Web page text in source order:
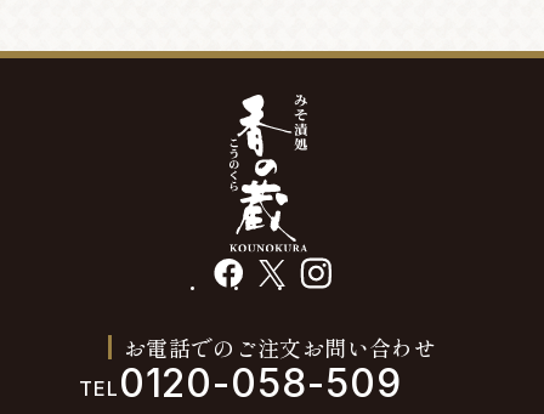
facebook instagram
お電話でのご注文お問い合わせ
TEL 0120-058-509